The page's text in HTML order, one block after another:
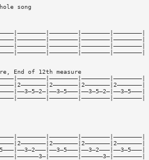
song
End of 12th measure